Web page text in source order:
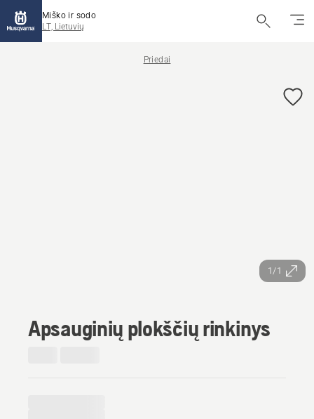
Miško ir sodo
LT, Lietuvių
Priedai
1/1
Apsauginių plokščių rinkinys